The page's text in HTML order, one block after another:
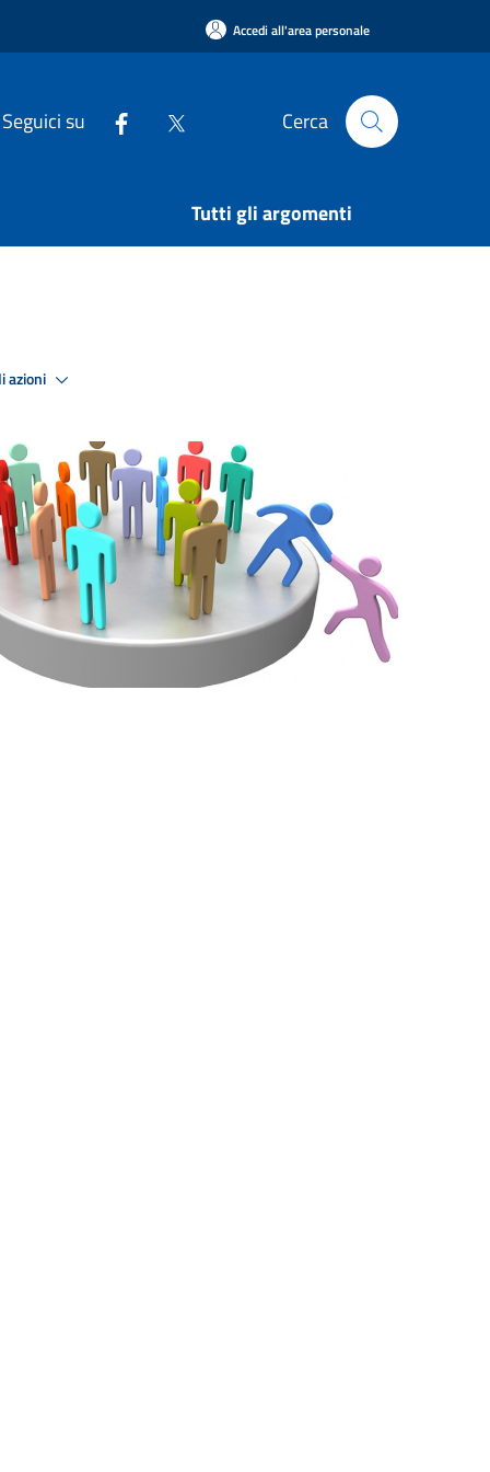
Accedi all'area personale
Seguici su Cerca
Tutti gli argomenti
azioni